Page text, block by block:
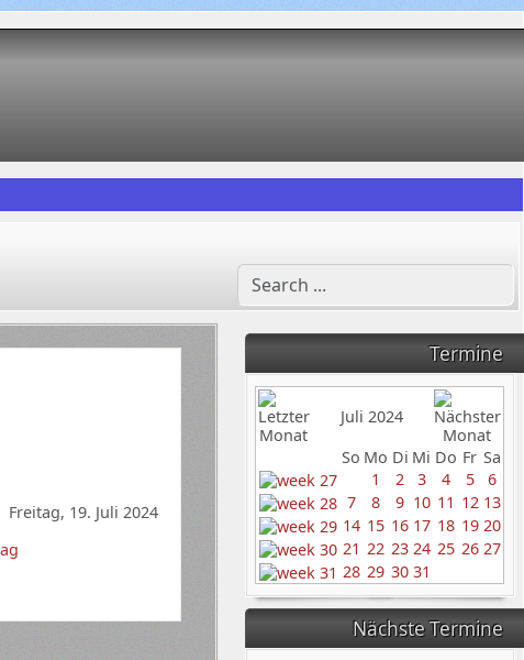
Termine
Juli 2024
So Mo Di Mi Do Fr Sa
1
2 3 4 5
6
7
8 9 10 11 12 13
14 15 16 17 18 19 20
21 22 23 24 25 26 27
28 29 30 31
Nächste Termine
Freitag, 19. Juli 2024